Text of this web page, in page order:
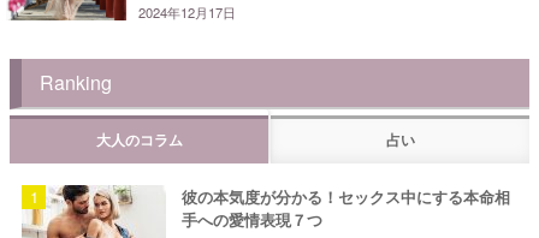
2024年12月17日
Ranking
大人のコラム 占い
彼の本気度が分かる！セックス中にする本命相
手への愛情表現７つ